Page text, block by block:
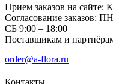
Прием заказов на сайте:
Согласование заказов:
СБ 9:00 – 18:00
Поставщикам и
order@a-flora.ru
Контакты